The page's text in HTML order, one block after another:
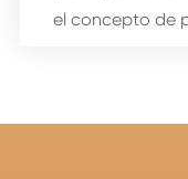
el concepto de